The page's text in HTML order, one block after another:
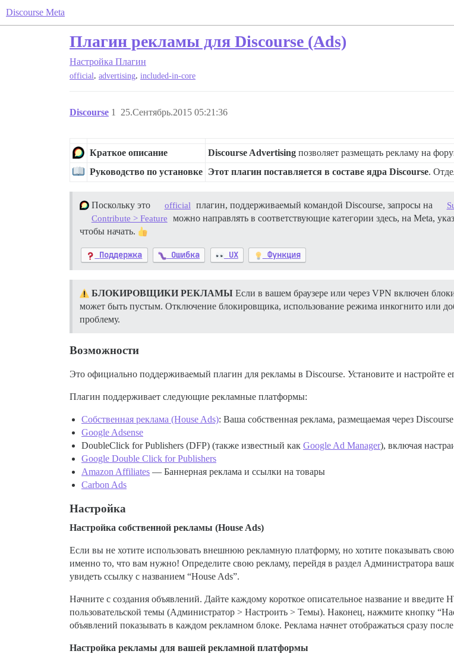
Discourse Meta
Плагин рекламы для Discourse (Ads)
Настройка Плагин
official, advertising, included-in-core
Discourse 25.Сентябрь.2015 05:21:36
1
Краткое описание Discourse Advertising позволяет размещать рекламу на
Руководство по установке Этот плагин поставляется в составе ядра Discourse.
Поскольку это official плагин, поддерживаемый командой Discourse, запросы на
Contribute > Feature
можно направлять в соответствующие категории здесь, на Meta,
чтобы начать.
Поддержка Ошибка UX Функция
БЛОКИРОВЩИКИ РЕКЛАМЫ Если в вашем браузере или через VPN включен
может быть пустым. Отключение блокировщика, использование режима инкогнито или
проблему.
Возможности
Это официально поддерживаемый плагин для рекламы в Discourse. Установите и настройте
Плагин поддерживает следующие рекламные платформы:
Собственная реклама (House Ads): Ваша собственная реклама, размещаемая через Discourse
Google Adsense
DoubleClick for Publishers (DFP) (также известный как Google Ad Manager), включая
Google Double Click for Publishers
Amazon Affiliates — Баннерная реклама и ссылки на товары
Carbon Ads
Настройка
Настройка собственной рекламы (House Ads)
Если вы не хотите использовать внешнюю рекламную платформу, но хотите показывать
именно то, что вам нужно! Определите свою рекламу, перейдя в раздел Администратора
увидеть ссылку с названием “House Ads”.
Начните с создания объявлений. Дайте каждому короткое описательное название и
пользовательской темы (Администратор > Настроить > Темы). Наконец, нажмите кнопку
объявлений показывать в каждом рекламном блоке. Реклама начнет отображаться сразу
Настройка рекламы для вашей рекламной платформы